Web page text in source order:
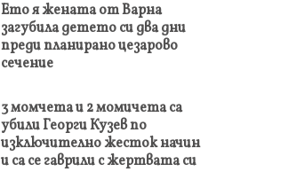
Ето я жената от Варна
загубила детето си два дни
преди планирано цезарово
сечение
3 момчета и 2 момичета са
убили Георги Кузев по
изключително жесток начин
и са се гаврили с жертвата си